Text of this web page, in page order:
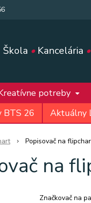
Škola •Kancelária •
potreby
BTS 26
Aktuálny
Popisovač na
na
Značkovač na